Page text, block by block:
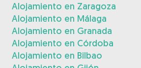
Alojamiento en Zaragoza
Alojamiento en Málaga
Alojamiento en Granada
Alojamiento en Córdoba
Alojamiento en Bilbao